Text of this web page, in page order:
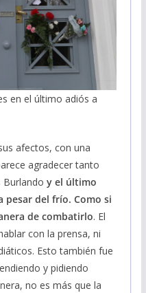
en el último adiós a
afectos, con una
agradecer tanto
Burlando y el último
pesar del frío. Como si
de combatirlo. El
con la prensa, ni
Esto también fue
y pidiendo
no es más que la